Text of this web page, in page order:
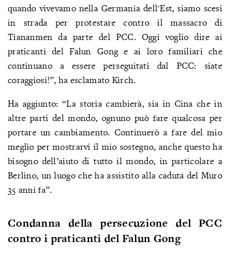
quando vivevamo nella Germania dell'Est, siamo scesi
in strada per protestare contro il massacro di
Tiananmen da parte del PCC. Oggi voglio dire ai
praticanti del Falun Gong e ai loro familiari che
continuano a essere perseguitati dal PCC: siate
coraggiosi!”, ha esclamato Kirch.
Ha aggiunto: “La storia cambierà, sia in Cina che in
altre parti del mondo, ognuno può fare qualcosa per
portare un cambiamento. Continuerò a fare del mio
meglio per mostrarvi il mio sostegno, anche questo ha
bisogno dell’aiuto di tutto il mondo, in particolare a
Berlino, un luogo che ha assistito alla caduta del Muro
35 anni fa”.
Condanna della persecuzione del PCC
contro i praticanti del Falun Gong